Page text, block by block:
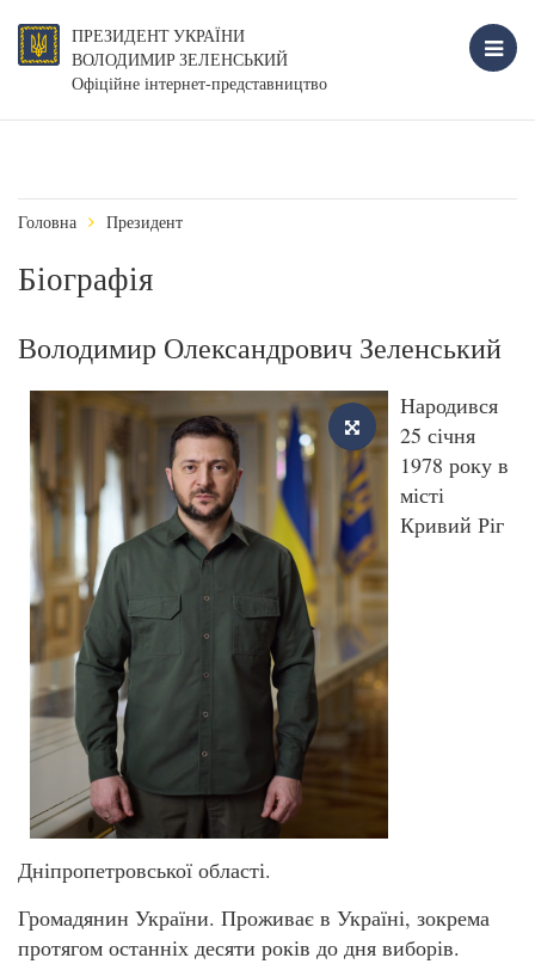
ПРЕЗИДЕНТ УКРАЇНИ
ВОЛОДИМИР ЗЕЛЕНСЬКИЙ
Офіційне інтернет-представництво
Головна Президент
Біографія
Володимир Олександрович Зеленський
Народився
25 січня
1978 року в
місті
Кривий Ріг
Дніпропетровської області.
Громадянин України. Проживає в Україні, зокрема
протягом останніх десяти років до дня виборів.